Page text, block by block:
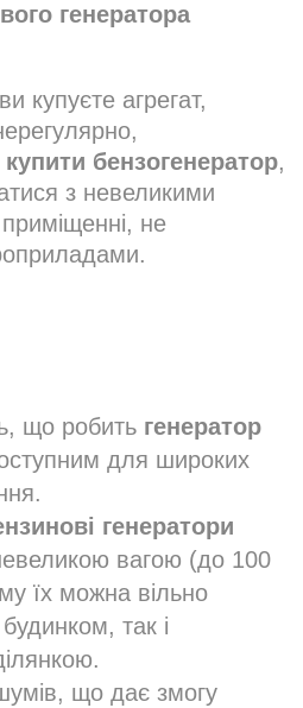
генератора
купуєте агрегат,
купити бензогенератор,
з невеликими
не
що робить генератор
для широких
генератори
вагою (до 100
їх можна вільно
так і
що дає змогу